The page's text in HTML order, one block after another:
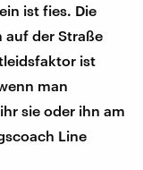
ist fies. Die
auf der Straße
ist
man
sie oder ihn am
Line